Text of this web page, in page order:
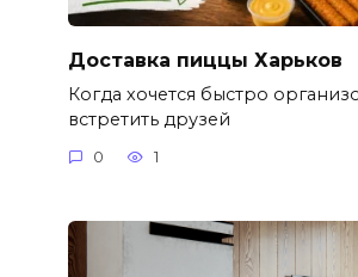
Доставка пиццы Харьков
Когда хочется быстро
встретить друзей
0 1